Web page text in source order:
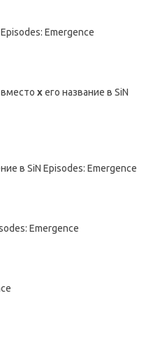
Emergence
хего название в SiN
в SiN Episodes: Emergence
Emergence